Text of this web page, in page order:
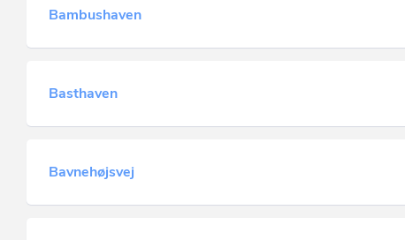
Bambushaven
Basthaven
Bavnehøjsvej